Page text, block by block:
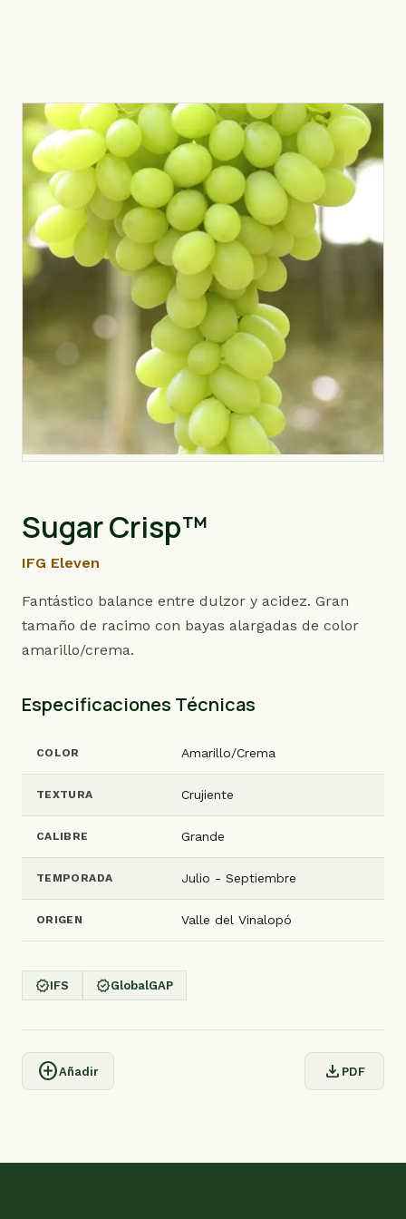
Sugar Crisp™
IFG Eleven
Fantástico balance entre dulzor y acidez. Gran
tamaño de racimo con bayas alargadas de color
amarillo/crema.
Especificaciones Técnicas
COLOR Amarillo/Crema
TEXTURA Crujiente
CALIBRE Grande
TEMPORADA Julio - Septiembre
ORIGEN Valle del Vinalopó
verifiedIFS verifiedGlobalGAP
add_circleAñadir download PDF